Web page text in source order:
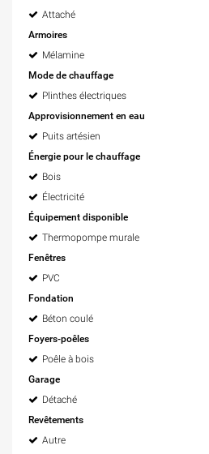
Attaché
Armoires
Mélamine
Mode de chauffage
Plinthes électriques
Approvisionnement en eau
Puits artésien
Énergie pour le chauffage
Bois
Électricité
Équipement disponible
Thermopompe murale
Fenêtres
PVC
Fondation
Béton coulé
Foyers-poêles
Poêle à bois
Garage
Détaché
Revêtements
Autre